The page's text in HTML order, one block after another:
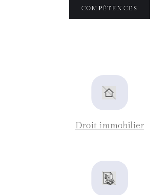
COMPÉTENCES
Droit immobilier